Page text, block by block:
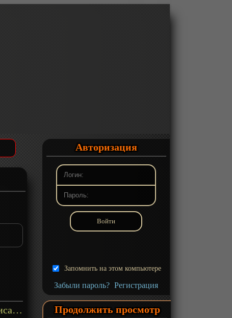
«Безумный Бог» Фильм-1 - описание
Авторизация
Запомнить на этом компьютере
Забыли пароль? Регистрация
Продолжить просмотр